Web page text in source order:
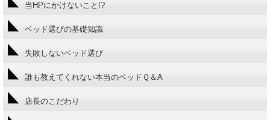
当HPにかけないこと!?
ベッド選びの基礎知識
失敗しないベッド選び
誰も教えてくれない本当のベッドＱ＆A
店長のこだわり